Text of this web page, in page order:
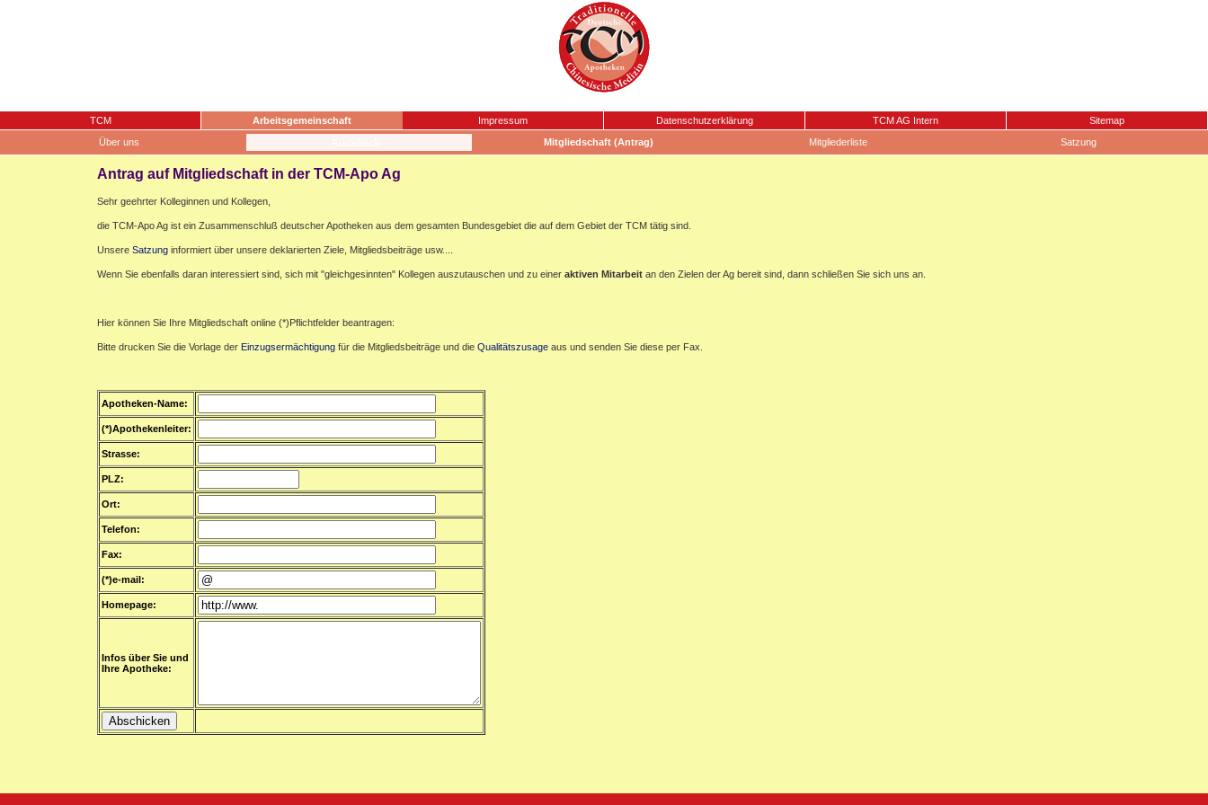
TCM Arbeitsgemeinschaft Impressum Datenschutzerklärung TCM AG Intern
Sitemap
Über uns
Mitgliedschaft (Antrag) Mitgliederliste Satzung
Antrag auf Mitgliedschaft in der TCM-Apo Ag
Sehr geehrter Kolleginnen und Kollegen,
die TCM-Apo Ag ist ein Zusammenschluß deutscher Apotheken aus dem gesamten Bundesgebiet die auf dem Gebiet der TCM tätig sind.
Unsere Satzung informiert über unsere deklarierten Ziele, Mitgliedsbeiträge usw....
Wenn Sie ebenfalls daran interessiert sind, sich mit "gleichgesinnten" Kollegen auszutauschen und zu einer aktiven Mitarbeit an den Zielen der Ag bereit sind, dann schließen Sie sich uns an.
Hier können Sie Ihre Mitgliedschaft online (*)Pflichtfelder beantragen:
Bitte drucken Sie die Vorlage der Einzugsermächtigung für die Mitgliedsbeiträge und die Qualitätszusage aus und senden Sie diese per Fax.
Apotheken-Name:
(*)Apothekenleiter:
Strasse:
PLZ:
Ort:
Telefon:
Fax:
(*)e-mail:
Homepage:
Infos über Sie und
Ihre Apotheke: